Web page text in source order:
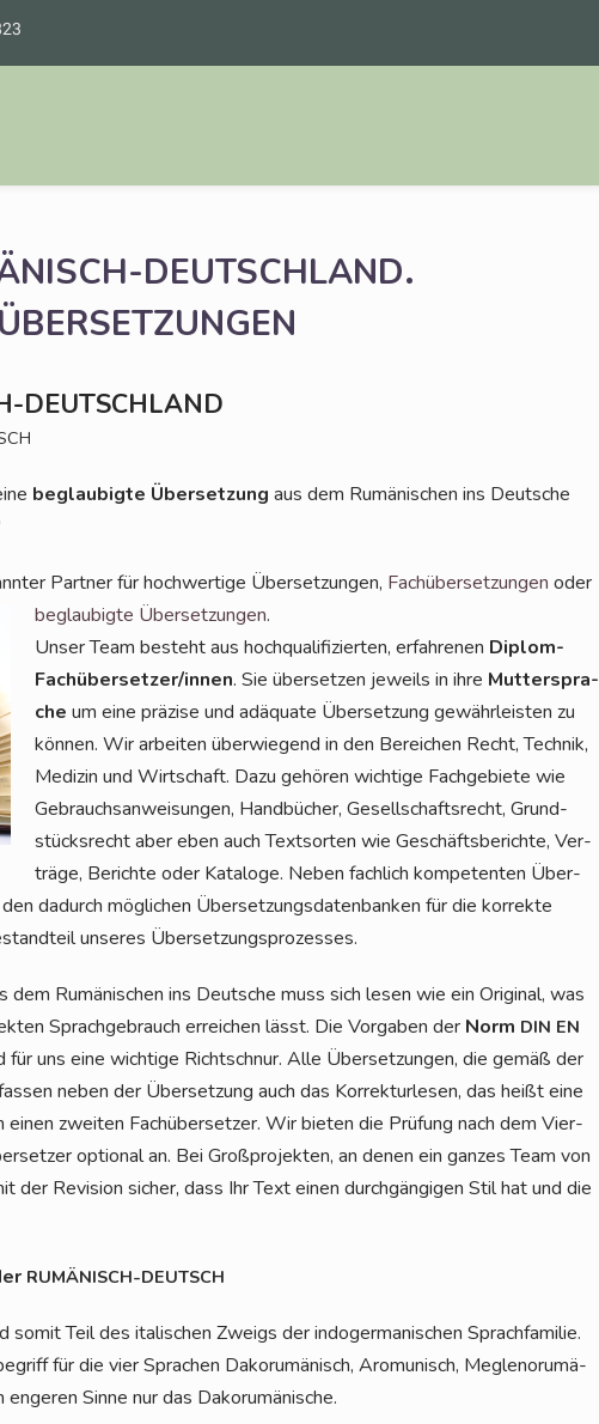
DEUTSCHLAND.
DEUTSCHLAND
beglau­big­te Über­set­zung aus dem Rumä­ni­schen ins Deut­sche
Part­ner für hoch­wer­ti­ge Über­set­zun­gen, Fach­über­set­zun­gen oder
beglau­big­te Über­set­zun­gen.
Unser Team besteht aus hoch­qua­li­fi­zier­ten, erfah­re­nen Diplom-
Fach­über­set­zer/in­nen. Sie über­set­zen jeweils in ihre Mut­ter­spra­
che um eine prä­zi­se und adäqua­te Über­set­zung gewähr­leis­ten zu
kön­nen. Wir arbei­ten über­wie­gend in den Berei­chen Recht, Tech­nik,
Medi­zin und Wirt­schaft. Dazu gehö­ren wich­ti­ge Fach­ge­bie­te wie
Gebrauchs­an­wei­sun­gen, Hand­bü­cher, Gesell­schafts­recht, Grund­
stücks­recht aber eben auch Text­sor­ten wie Geschäfts­be­rich­te, Ver­
trä­ge, Berich­te oder Kata­lo­ge. Neben fach­lich kom­pe­ten­ten Über­
dadurch mög­li­chen Über­set­zungs­da­ten­ban­ken für die kor­rek­te
unse­res Übersetzungsprozesses.
dem Rumä­ni­schen ins Deut­sche muss sich lesen wie ein Ori­gi­nal, was
Sprach­ge­brauch errei­chen lässt. Die Vor­ga­ben der Norm DIN EN
für uns eine wich­ti­ge Richt­schnur. Alle Über­set­zun­gen, die gemäß der
neben der Über­set­zung auch das Kor­rek­tur­le­sen, das heißt eine
zwei­ten Fach­über­set­zer. Wir bie­ten die Prü­fung nach dem Vier-
optio­nal an. Bei Groß­pro­jek­ten, an denen ein gan­zes Team von
Revi­si­on sicher, dass Ihr Text einen durch­gän­gi­gen Stil hat und die
RUMÄNISCH-DEUTSCH
somit Teil des ita­li­schen Zweigs der indo­ger­ma­ni­schen Sprach­fa­mi­lie.
für die vier Spra­chen Dako­ru­mä­nisch, Aro­mu­nisch, Meg­len­o­ru­mä­
Sin­ne nur das Dakorumänische.